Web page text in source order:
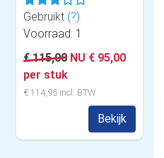
Gebruikt (?)
Voorraad: 1
€ 115,00 NU € 95,00
per stuk
€ 114,95 incl. BTW
Bekijk